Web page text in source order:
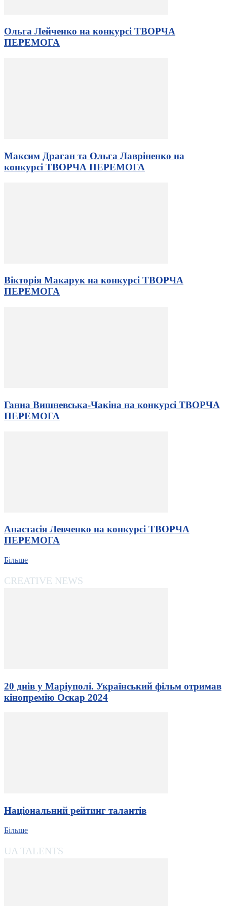
Ольга Лейченко на конкурсі ТВОРЧА
ПЕРЕМОГА
Максим Драган та Ольга Лавріненко на
конкурсі ТВОРЧА ПЕРЕМОГА
Вікторія Макарук на конкурсі ТВОРЧА
ПЕРЕМОГА
Ганна Вишневська-Чакiна на конкурсі ТВОРЧА
ПЕРЕМОГА
Анастасія Левченко на конкурсі ТВОРЧА
ПЕРЕМОГА
Більше
CREATIVE NEWS
20 днів у Маріуполі. Український фільм отримав
кінопремію Оскар 2024
Національний рейтинг талантів
Більше
UA TALENTS